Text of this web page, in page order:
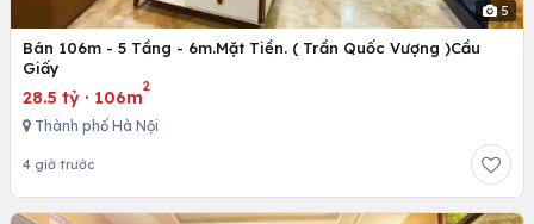
5
Bán 106m - 5 Tầng - 6m.Mặt Tiền. ( Trần Quốc Vượng )Cầu
Giấy
28.5 tỷ · 106m
2
Thành phố Hà Nội
4 giờ trước